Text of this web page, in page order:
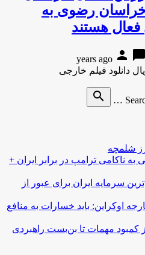
خراسان رضوی به
هستند
person chat_bubble
search
شلمچه
به ناکامی ترامپ در برابر ایران +
سرمایه ایران برای عبور از
اوکراین: باید خسارات به منافع
کمبود مهمات تا بن‌بست راهبردی